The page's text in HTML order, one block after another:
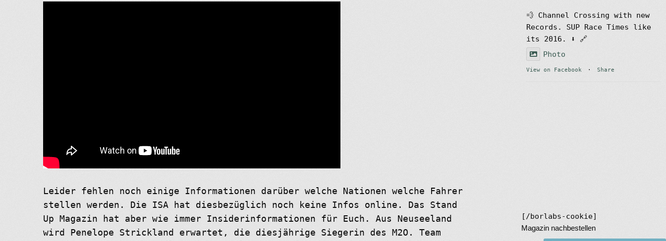
💨 Channel Crossing with new
Records. SUP Race Times like
its 2016. ⬇️ 🔗
Photo
View on Facebook · Share
[/borlabs-cookie]
Magazin nachbestellen
Leider fehlen noch einige Informationen darüber welche Nationen welche Fahrer
stellen werden. Die ISA hat diesbezüglich noch keine Infos online. Das Stand
Up Magazin hat aber wie immer Insiderinformationen für Euch. Aus Neuseeland
wird Penelope Strickland erwartet, die diesjährige Siegerin des M2O. Team